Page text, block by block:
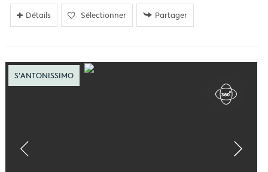
Détails Sélectionner Partager
S'ANTONISSIMO